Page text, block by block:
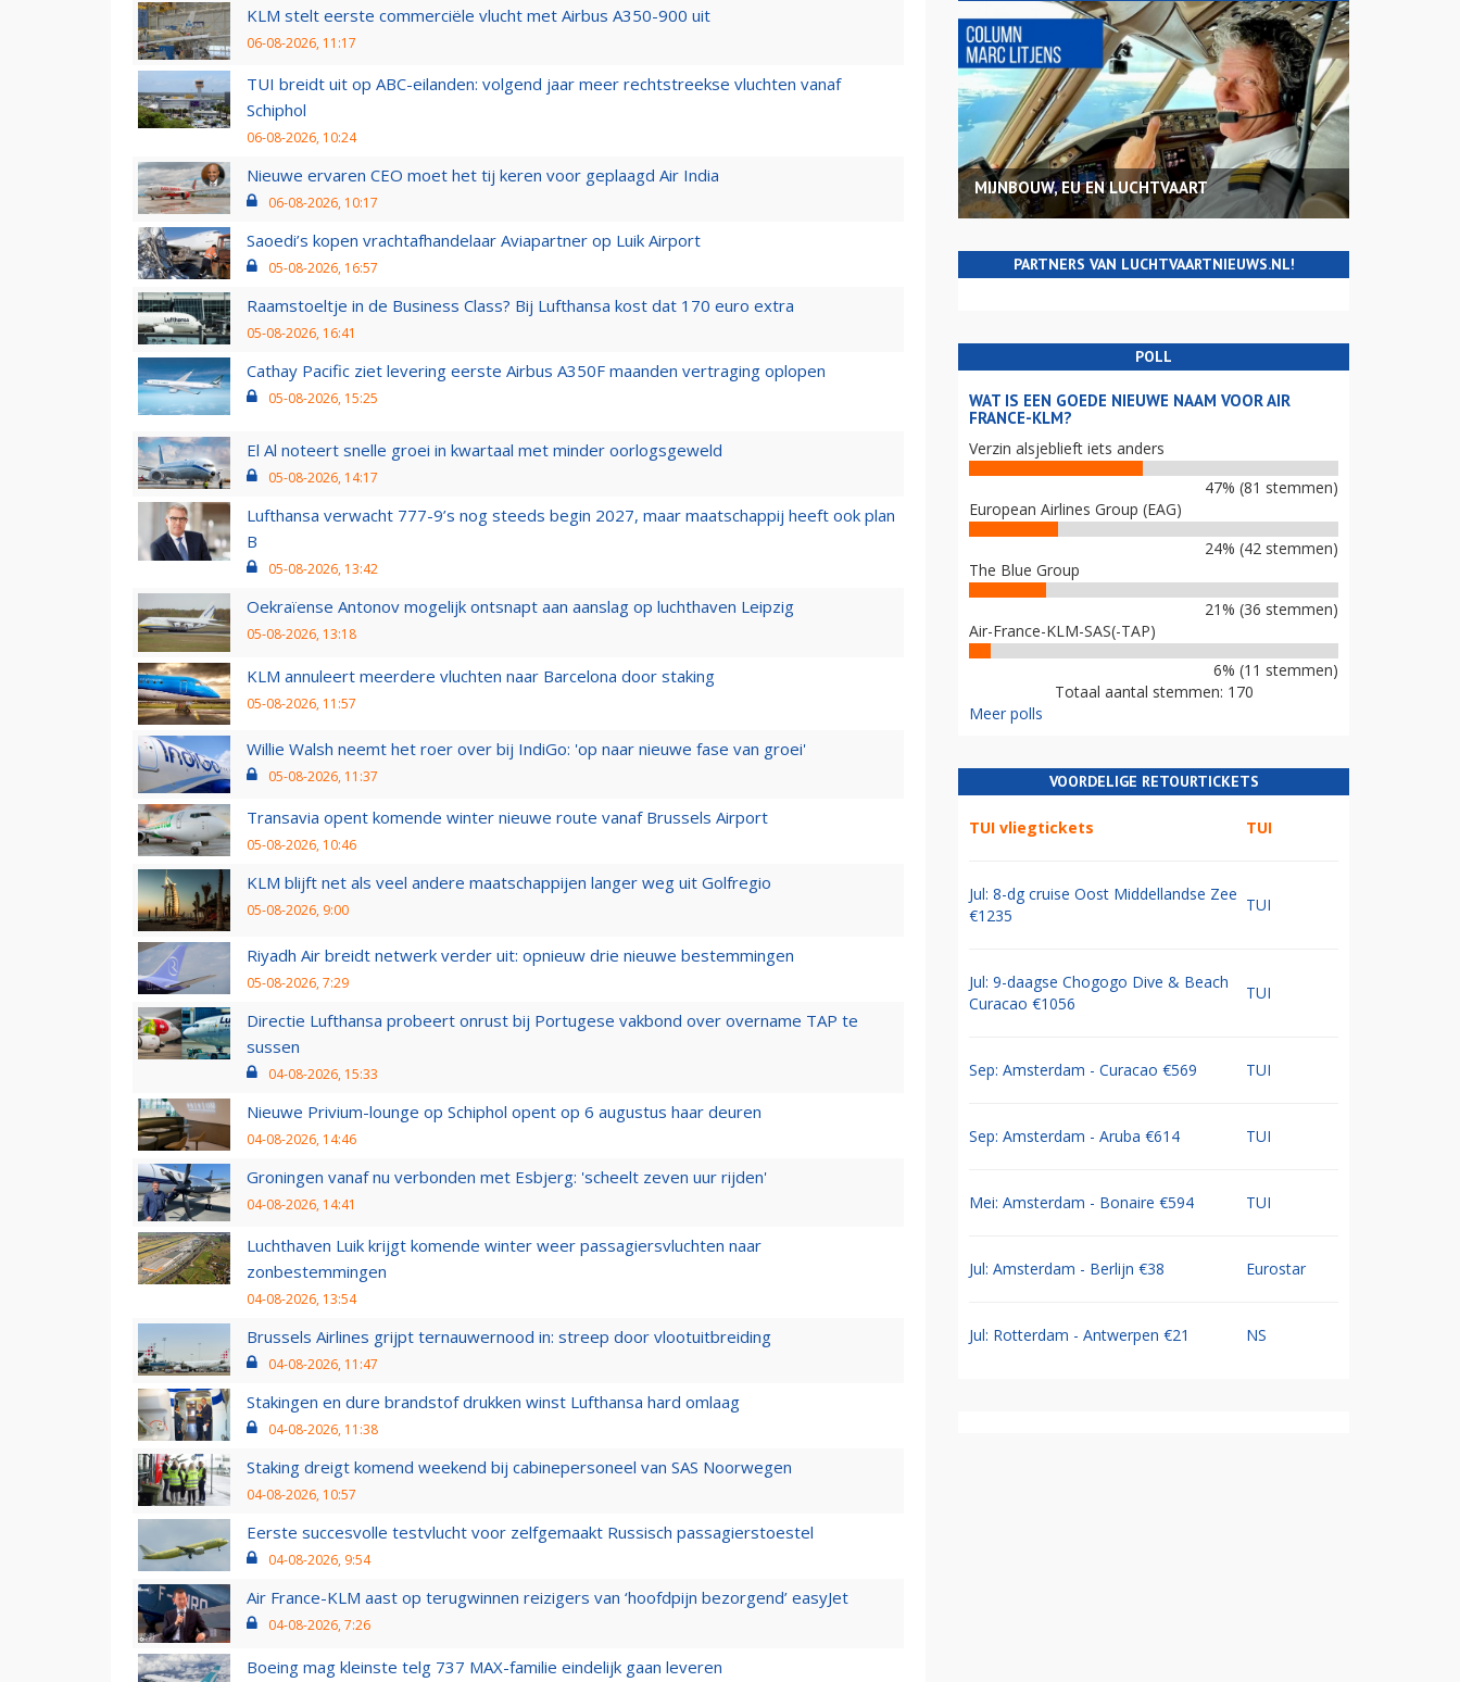
KLM stelt eerste commerciële vlucht met Airbus A350-900 uit
06-08-2026, 11:17
TUI breidt uit op ABC-eilanden: volgend jaar meer rechtstreekse vluchten vanaf
Schiphol
06-08-2026, 10:24
Nieuwe ervaren CEO moet het tij keren voor geplaagd Air India
06-08-2026, 10:17
Saoedi’s kopen vrachtafhandelaar Aviapartner op Luik Airport
05-08-2026, 16:57
Raamstoeltje in de Business Class? Bij Lufthansa kost dat 170 euro extra
05-08-2026, 16:41
Cathay Pacific ziet levering eerste Airbus A350F maanden vertraging oplopen
05-08-2026, 15:25
El Al noteert snelle groei in kwartaal met minder oorlogsgeweld
05-08-2026, 14:17
Lufthansa verwacht 777-9’s nog steeds begin 2027, maar maatschappij heeft ook plan
B
05-08-2026, 13:42
Oekraïense Antonov mogelijk ontsnapt aan aanslag op luchthaven Leipzig
05-08-2026, 13:18
KLM annuleert meerdere vluchten naar Barcelona door staking
05-08-2026, 11:57
Willie Walsh neemt het roer over bij IndiGo: 'op naar nieuwe fase van groei'
05-08-2026, 11:37
Transavia opent komende winter nieuwe route vanaf Brussels Airport
05-08-2026, 10:46
KLM blijft net als veel andere maatschappijen langer weg uit Golfregio
05-08-2026, 9:00
Riyadh Air breidt netwerk verder uit: opnieuw drie nieuwe bestemmingen
05-08-2026, 7:29
Directie Lufthansa probeert onrust bij Portugese vakbond over overname TAP te
sussen
04-08-2026, 15:33
Nieuwe Privium-lounge op Schiphol opent op 6 augustus haar deuren
04-08-2026, 14:46
Groningen vanaf nu verbonden met Esbjerg: 'scheelt zeven uur rijden'
04-08-2026, 14:41
Luchthaven Luik krijgt komende winter weer passagiersvluchten naar
zonbestemmingen
04-08-2026, 13:54
Brussels Airlines grijpt ternauwernood in: streep door vlootuitbreiding
04-08-2026, 11:47
Stakingen en dure brandstof drukken winst Lufthansa hard omlaag
04-08-2026, 11:38
Staking dreigt komend weekend bij cabinepersoneel van SAS Noorwegen
04-08-2026, 10:57
Eerste succesvolle testvlucht voor zelfgemaakt Russisch passagierstoestel
04-08-2026, 9:54
Air France-KLM aast op terugwinnen reizigers van ‘hoofdpijn bezorgend’ easyJet
04-08-2026, 7:26
Boeing mag kleinste telg 737 MAX-familie eindelijk gaan leveren
MIJNBOUW, EU EN LUCHTVAART
PARTNERS VAN LUCHTVAARTNIEUWS.NL!
POLL
WAT IS EEN GOEDE NIEUWE NAAM VOOR AIR
FRANCE-KLM?
Verzin alsjeblieft iets anders
47% (81 stemmen)
European Airlines Group (EAG)
24% (42 stemmen)
The Blue Group
21% (36 stemmen)
Air-France-KLM-SAS(-TAP)
6% (11 stemmen)
Totaal aantal stemmen: 170
Meer polls
VOORDELIGE RETOURTICKETS
TUI vliegtickets TUI
Jul: 8-dg cruise Oost Middellandse Zee
€1235
TUI
Jul: 9-daagse Chogogo Dive & Beach
Curacao €1056
TUI
Sep: Amsterdam - Curacao €569 TUI
Sep: Amsterdam - Aruba €614 TUI
Mei: Amsterdam - Bonaire €594 TUI
Jul: Amsterdam - Berlijn €38 Eurostar
Jul: Rotterdam - Antwerpen €21 NS